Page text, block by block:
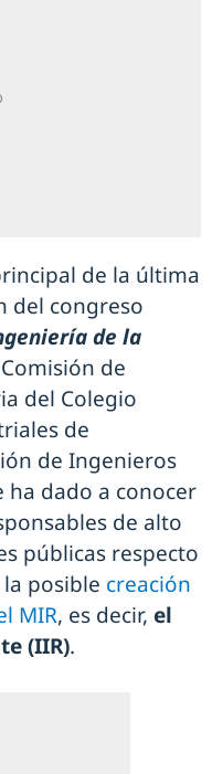
de la última
del congreso
de la
de
del Colegio
de
de Ingenieros
dado a conocer
de alto
públicas respecto
posible creación
MIR, es decir, el
(IIR).